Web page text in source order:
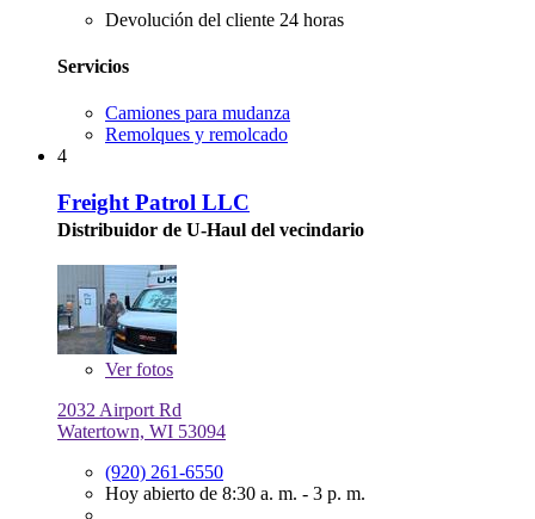
Devolución del cliente 24 horas
Servicios
Camiones para mudanza
Remolques y remolcado
4
Freight Patrol LLC
Distribuidor de U-Haul del vecindario
Verfotos
2032 Airport Rd
Watertown, WI 53094
(920) 261-6550
Hoy abierto de 8:30 a. m. - 3 p. m.